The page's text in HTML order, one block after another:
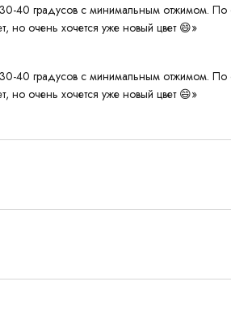
30-40 градусов с минимальным отжимом. По
очень хочется уже новый цвет 😄»
30-40 градусов с минимальным отжимом. По
очень хочется уже новый цвет 😄»